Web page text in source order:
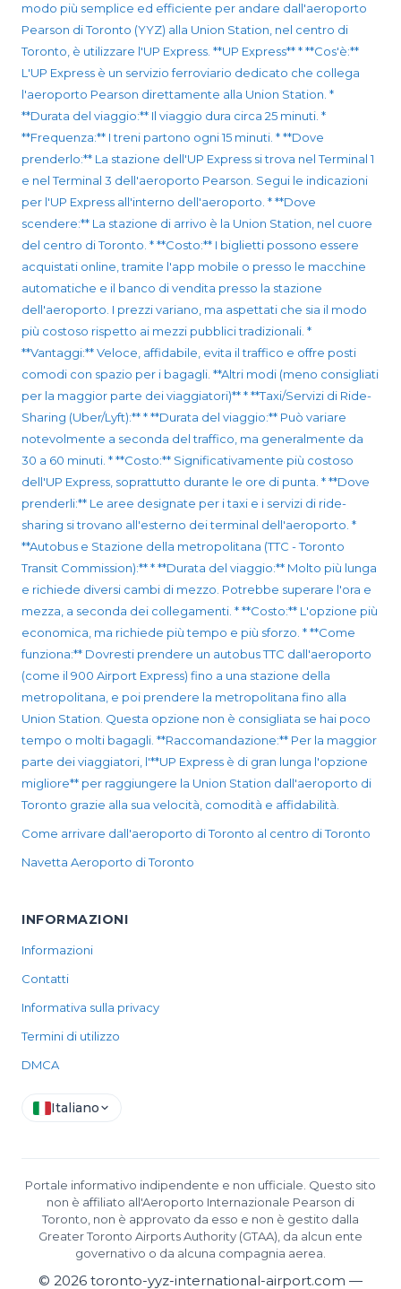
modo più semplice ed efficiente per andare dall'aeroporto
Pearson di Toronto (YYZ) alla Union Station, nel centro di
Toronto, è utilizzare l'UP Express. **UP Express** * **Cos'è:**
L'UP Express è un servizio ferroviario dedicato che collega
l'aeroporto Pearson direttamente alla Union Station. *
**Durata del viaggio:** Il viaggio dura circa 25 minuti. *
**Frequenza:** I treni partono ogni 15 minuti. * **Dove
prenderlo:** La stazione dell'UP Express si trova nel Terminal 1
e nel Terminal 3 dell'aeroporto Pearson. Segui le indicazioni
per l'UP Express all'interno dell'aeroporto. * **Dove
scendere:** La stazione di arrivo è la Union Station, nel cuore
del centro di Toronto. * **Costo:** I biglietti possono essere
acquistati online, tramite l'app mobile o presso le macchine
automatiche e il banco di vendita presso la stazione
dell'aeroporto. I prezzi variano, ma aspettati che sia il modo
più costoso rispetto ai mezzi pubblici tradizionali. *
**Vantaggi:** Veloce, affidabile, evita il traffico e offre posti
comodi con spazio per i bagagli. **Altri modi (meno consigliati
per la maggior parte dei viaggiatori)** * **Taxi/Servizi di Ride-
Sharing (Uber/Lyft):** * **Durata del viaggio:** Può variare
notevolmente a seconda del traffico, ma generalmente da
30 a 60 minuti. * **Costo:** Significativamente più costoso
dell'UP Express, soprattutto durante le ore di punta. * **Dove
prenderli:** Le aree designate per i taxi e i servizi di ride-
sharing si trovano all'esterno dei terminal dell'aeroporto. *
**Autobus e Stazione della metropolitana (TTC - Toronto
Transit Commission):** * **Durata del viaggio:** Molto più lunga
e richiede diversi cambi di mezzo. Potrebbe superare l'ora e
mezza, a seconda dei collegamenti. * **Costo:** L'opzione più
economica, ma richiede più tempo e più sforzo. * **Come
funziona:** Dovresti prendere un autobus TTC dall'aeroporto
(come il 900 Airport Express) fino a una stazione della
metropolitana, e poi prendere la metropolitana fino alla
Union Station. Questa opzione non è consigliata se hai poco
tempo o molti bagagli. **Raccomandazione:** Per la maggior
parte dei viaggiatori, l'**UP Express è di gran lunga l'opzione
migliore** per raggiungere la Union Station dall'aeroporto di
Toronto grazie alla sua velocità, comodità e affidabilità.
Come arrivare dall'aeroporto di Toronto al centro di Toronto
Navetta Aeroporto di Toronto
INFORMAZIONI
Informazioni
Contatti
Informativa sulla privacy
Termini di utilizzo
DMCA
Italiano
Portale informativo indipendente e non ufficiale. Questo sito
non è affiliato all'Aeroporto Internazionale Pearson di
Toronto, non è approvato da esso e non è gestito dalla
Greater Toronto Airports Authority (GTAA), da alcun ente
governativo o da alcuna compagnia aerea.
© 2026 toronto-yyz-international-airport.com —